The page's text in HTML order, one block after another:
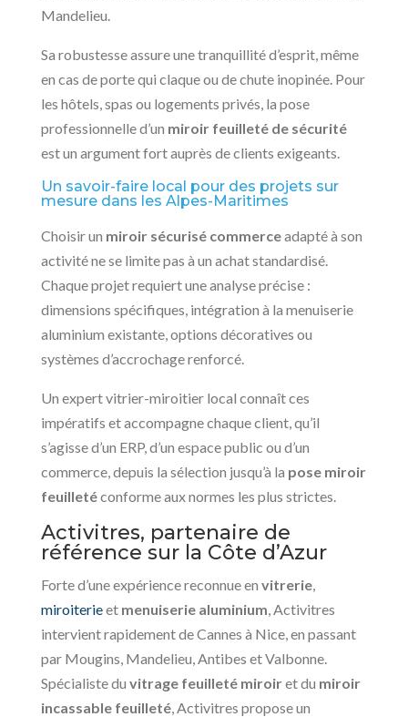
Mandelieu.
Sa robustesse assure une tranquillité d’esprit, même
en cas de porte qui claque ou de chute inopinée. Pour
les hôtels, spas ou logements privés, la pose
professionnelle d’un miroir feuilleté de sécurité
est un argument fort auprès de clients exigeants.
Un savoir-faire local pour des projets sur
mesure dans les Alpes-Maritimes
Choisir un miroir sécurisé commerceadapté à son
activité ne se limite pas à un achat standardisé.
Chaque projet requiert une analyse précise :
dimensions spécifiques, intégration à la menuiserie
aluminium existante, options décoratives ou
systèmes d’accrochage renforcé.
Un expert vitrier-miroitier local connaît ces
impératifs et accompagne chaque client, qu’il
s’agisse d’un ERP, d’un espace public ou d’un
commerce, depuis la sélection jusqu’à la pose miroir
feuilletéconforme aux normes les plus strictes.
Activitres, partenaire de
référence sur la Côte d’Azur
Forte d’une expérience reconnue en vitrerie,
miroiterieet menuiserie aluminium, Activitres
intervient rapidement de Cannes à Nice, en passant
par Mougins, Mandelieu, Antibes et Valbonne.
Spécialiste du vitrage feuilleté miroiret du miroir
incassable feuilleté, Activitres propose un